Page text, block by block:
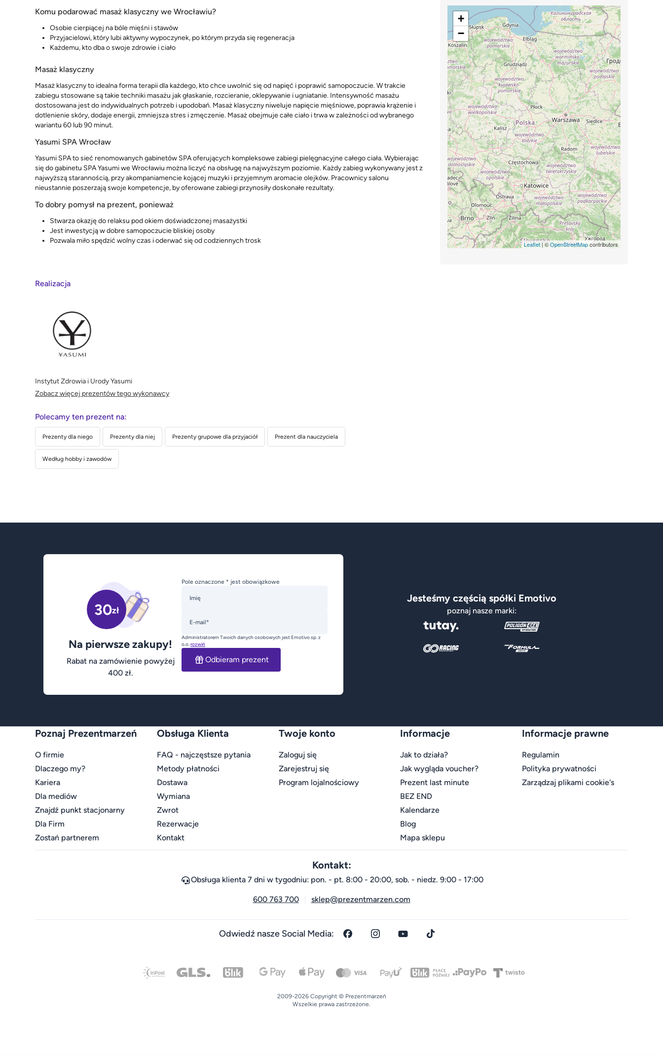
Komu podarować masaż klasyczny we Wrocławiu?
Osobie cierpiącej na bóle mięśni i stawów
Przyjacielowi, który lubi aktywny wypoczynek, po którym przyda się regeneracja
Każdemu, kto dba o swoje zdrowie i ciało
Masaż klasyczny
Masaż klasyczny to idealna forma terapii dla każdego, kto chce uwolnić się od napięć i poprawić samopoczucie. W trakcie
zabiegu stosowane są takie techniki masażu jak głaskanie, rozcieranie, oklepywanie i ugniatanie. Intensywność masażu
dostosowana jest do indywidualnych potrzeb i upodobań. Masaż klasyczny niweluje napięcie mięśniowe, poprawia krążenie i
dotlenienie skóry, dodaje energii, zmniejsza stres i zmęczenie. Masaż obejmuje całe ciało i trwa w zależności od wybranego
wariantu 60 lub 90 minut.
Yasumi SPA Wrocław
Yasumi SPA to sieć renomowanych gabinetów SPA oferujących kompleksowe zabiegi pielęgnacyjne całego ciała. Wybierając
się do gabinetu SPA Yasumi we Wrocławiu można liczyć na obsługę na najwyższym poziomie. Każdy zabieg wykonywany jest z
najwyższą starannością, przy akompaniamencie kojącej muzyki i przyjemnym aromacie olejków. Pracownicy salonu
nieustannie poszerzają swoje kompetencje, by oferowane zabiegi przynosiły doskonałe rezultaty.
To dobry pomysł na prezent, ponieważ
Stwarza okazję do relaksu pod okiem doświadczonej masażystki
Jest inwestycją w dobre samopoczucie bliskiej osoby
Pozwala miło spędzić wolny czas i oderwać się od codziennych trosk
Realizacja
Instytut Zdrowia i Urody Yasumi
Zobacz więcej prezentów tego wykonawcy
Polecamy ten prezent na:
Prezenty dla niego Prezenty dla niej Prezenty grupowe dla przyjaciół Prezent dla nauczyciela
Według hobby i zawodów
+
−
Leaflet| ©OpenStreetMapcontributors
30zł
Na pierwsze zakupy!
Rabat na zamówienie powyżej
400 zł.
Pole oznaczone * jest obowiązkowe
Imię
E-mail*
Administratorem Twoich danych osobowych jest Emotivo sp. z
o.o.rozwiń
Odbieram prezent
Jesteśmy częścią spółki Emotivo
poznaj nasze marki:
Poznaj Prezentmarzeń
O firmie
Dlaczego my?
Kariera
Dla mediów
Znajdź punkt stacjonarny
Dla Firm
Zostań partnerem
Obsługa Klienta
FAQ - najczęstsze pytania
Metody płatności
Dostawa
Wymiana
Zwrot
Rezerwacje
Kontakt
Twoje konto
Zaloguj się
Zarejestruj się
Program lojalnościowy
Informacje
Jak to działa?
Jak wygląda voucher?
Prezent last minute
BEZ END
Kalendarze
Blog
Mapa sklepu
Informacje prawne
Regulamin
Polityka prywatności
Zarządzaj plikami cookie's
Kontakt:
Obsługa klienta 7 dni w tygodniu: pon. - pt. 8:00 - 20:00, sob. - niedz. 9:00 - 17:00
600 763 700 sklep@prezentmarzen.com
Odwiedź nasze Social Media:
2009-2026 Copyright © Prezentmarzeń
Wszelkie prawa zastrzeżone.